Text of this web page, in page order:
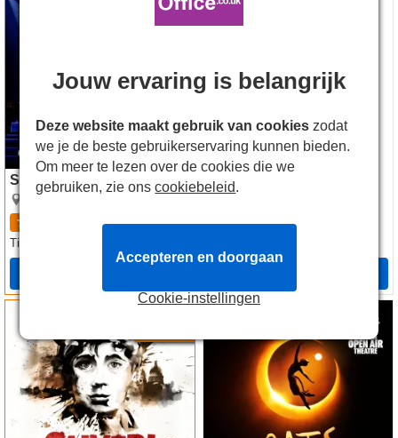
Beste Prijzen
Sinatra the Musical
beoordelingen
Tickets
The Truth
4.6
48beoordelingen
Cats tickets
Jouw ervaring is belangrijk
Deze website maakt gebruik van cookies zodat
we je de beste gebruikerservaring kunnen bieden.
Om meer te lezen over de cookies die we
gebruiken, zie onscookiebeleid.
Cookie-instellingen
Accepteren en doorgaan